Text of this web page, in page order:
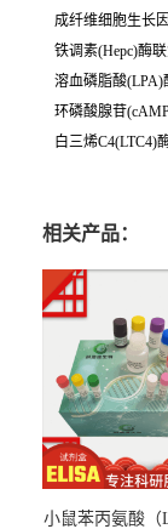
成纤维细胞生长
铁调素(Hepc)酶
溶血磷脂酸
环磷酸腺苷
白三烯C4(LTC4)
相关产品：
小鼠苯丙氨酸（